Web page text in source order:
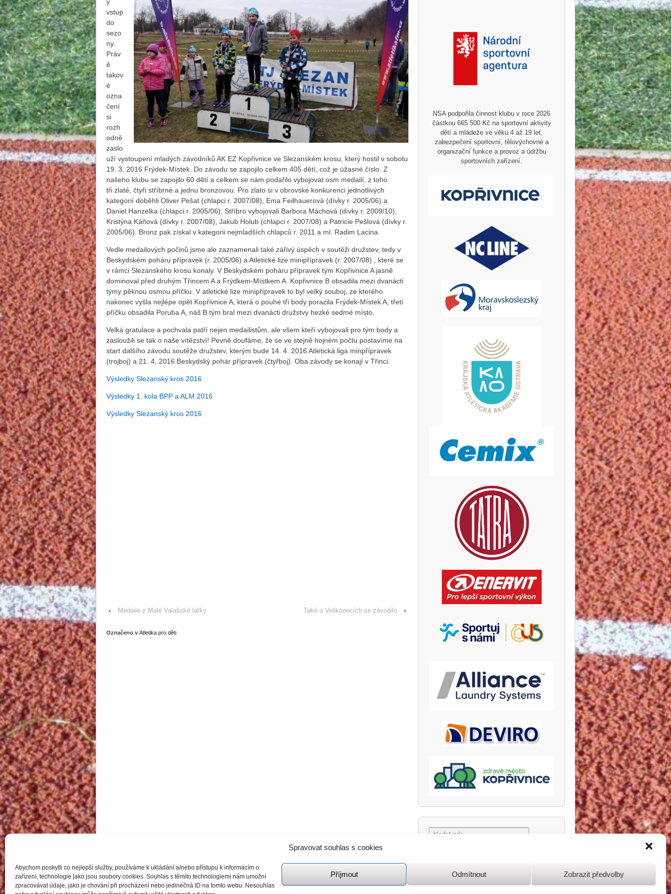
Spravovat souhlas s cookies
Abychom poskytli co nejlepší služby, používáme k ukládání a/nebo přístupu k informacím o
zařízení, technologie jako jsou soubory cookies. Souhlas s těmito technologiemi nám umožní
zpracovávat údaje, jako je chování při procházení nebo jedinečná ID na tomto webu. Nesouhlas
Příjmout Odmítnout Zobrazit předvolby
vstup
do
sezo
ny.
Práv
ě
takov
é
ozna
čení
si
rozh
odně
zaslo
uží vystoupení mladých závodníků AK EZ Kopřivnice ve Slezanském krosu, který hostil v sobotu
19. 3. 2016 Frýdek-Místek. Do závodu se zapojilo celkem 405 dětí, což je úžasné číslo. Z
našeho klubu se zapojilo 60 dětí a celkem se nám podařilo vybojovat osm medailí, z toho
tři zlaté, čtyři stříbrné a jednu bronzovou. Pro zlato si v obrovské konkurenci jednotlivých
kategorií doběhli Oliver Pešat (chlapci r. 2007/08), Ema Feilhauerová (dívky r. 2005/06) a
Daniel Hanzelka (chlapci r. 2005/06). Stříbro vybojovali Barbora Máchová (dívky r. 2009/10),
Kristýna Káňová (dívky r. 2007/08), Jakub Holub (chlapci r. 2007/08) a Patricie Pešlová (dívky r.
2005/06). Bronz pak získal v kategorii nejmladších chlapců r. 2011 a ml. Radim Lacina.
Vedle medailových počinů jsme ale zaznamenali také zářivý úspěch v soutěži družstev, tedy v
Beskydském poháru přípravek (r. 2005/06) a Atletické lize minipřípravek (r. 2007/08) , které se
v rámci Slezanského krosu konaly. V Beskydském poháru přípravek tým Kopřivnice A jasně
dominoval před druhým Třincem A a Frýdkem-Místkem A. Kopřivnice B obsadila mezi dvanácti
týmy pěknou osmou příčku. V atletické lize minipřípravek to byl velký souboj, ze kterého
nakonec vyšla nejlépe opět Kopřivnice A, která o pouhé tři body porazila Frýdek-Místek A, třetí
příčku obsadila Poruba A, náš B tým bral mezi dvanácti družstvy hezké sedmé místo.
Velká gratulace a pochvala patří nejen medailistům, ale všem kteří vybojovali pro tým body a
zasloužili se tak o naše vítězství! Pevně doufáme, že se ve stejně hojném počtu postavíme na
start dalšího závodu soutěže družstev, kterým bude 14. 4. 2016 Atletická liga minpřípravek
(trojboj) a 21. 4. 2016 Beskydský pohár přípravek (čtyřboj). Oba závody se konají v Třinci.
Výsledky Slezanský kros 2016
Výsledky 1. kola BPP a ALM 2016
Výsledky Slezanský kros 2016
‹ Medaile z Malé Valašské laťky Také o Velikonocích se závodilo ›
Označeno v Atletika pro děti
NSA podpořila činnost klubu v roce 2026
částkou 665 500 Kč na sportovní aktivity
dětí a mládeže ve věku 4 až 19 let,
zabezpečení sportovní, tělovýchovné a
organizační funkce a provoz a údržbu
sportovních zařízení.